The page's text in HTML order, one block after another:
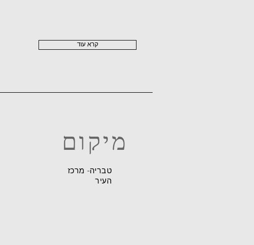
קרא עוד
מיקום
טבריה- מרכז
העיר